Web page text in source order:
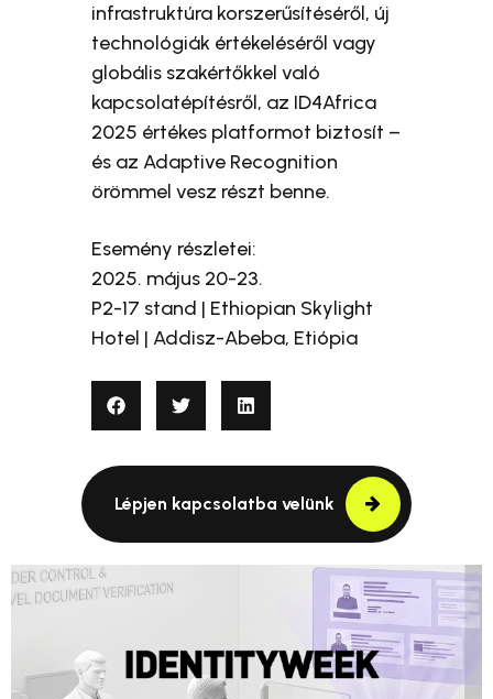
infrastruktúra korszerűsítéséről, új
technológiák értékeléséről vagy
globális szakértőkkel való
kapcsolatépítésről, az ID4Africa
2025 értékes platformot biztosít –
és az Adaptive Recognition
örömmel vesz részt benne.
Esemény részletei:
2025. május 20-23.
P2-17 stand | Ethiopian Skylight
Hotel | Addisz-Abeba, Etiópia
Lépjen kapcsolatba velünk